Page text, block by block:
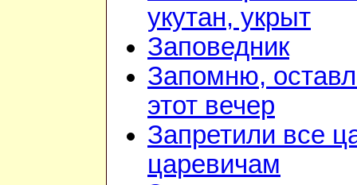
укутан, укрыт
Заповедник
Запомню,
этот вечер
Запретили все
царевичам